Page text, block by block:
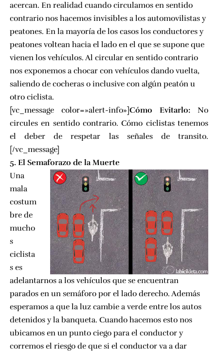
acercan. En realidad cuando circulamos en sentido
contrario nos hacemos invisibles a los automovilistas y
peatones. En la mayoría de los casos los conductores y
peatones voltean hacia el lado en el que se supone que
vienen los vehículos. Al circular en sentido contrario
nos exponemos a chocar con vehículos dando vuelta,
saliendo de cocheras o inclusive con algún peatón u
otro ciclista.
[vc_message color=»alert-info»]Cómo Evitarlo: No
circules en sentido contrario. Cómo ciclistas tenemos
el deber de respetar las señales de transito.
[/vc_message]
5. El Semaforazo de la Muerte
Una
mala
costum
bre de
mucho
s
ciclista
s es
adelantarnos a los vehículos que se encuentran
parados en un semáforo por el lado derecho. Además
esperamos a que la luz cambie a verde entre los autos
detenidos y la banqueta. Cuando hacemos esto nos
ubicamos en un punto ciego para el conductor y
corremos el riesgo de que si el conductor va a dar